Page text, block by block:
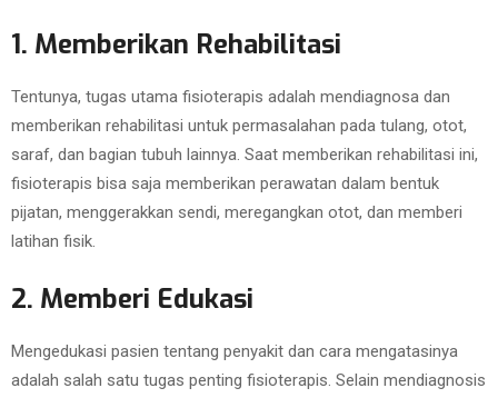
1. Memberikan Rehabilitasi
Tentunya, tugas utama fisioterapis adalah mendiagnosa dan
memberikan rehabilitasi untuk permasalahan pada tulang, otot,
saraf, dan bagian tubuh lainnya. Saat memberikan rehabilitasi ini,
fisioterapis bisa saja memberikan perawatan dalam bentuk
pijatan, menggerakkan sendi, meregangkan otot, dan memberi
latihan fisik.
2. Memberi Edukasi
Mengedukasi pasien tentang penyakit dan cara mengatasinya
adalah salah satu tugas penting fisioterapis. Selain mendiagnosis